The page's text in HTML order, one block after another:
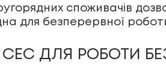
споживачів
для безперервної
ДЛЯ РОБОТИ